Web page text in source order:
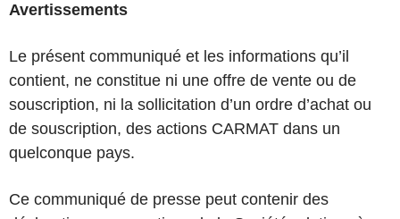
Avertissements
Le présent communiqué et les informations qu’il
contient, ne constitue ni une offre de vente ou de
souscription, ni la sollicitation d’un ordre d’achat ou
de souscription, des actions CARMAT dans un
quelconque pays.
Ce communiqué de presse peut contenir des